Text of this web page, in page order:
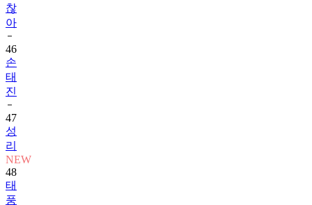
찮
아
46
손
태
진
47
성
리
NEW
48
태
풍